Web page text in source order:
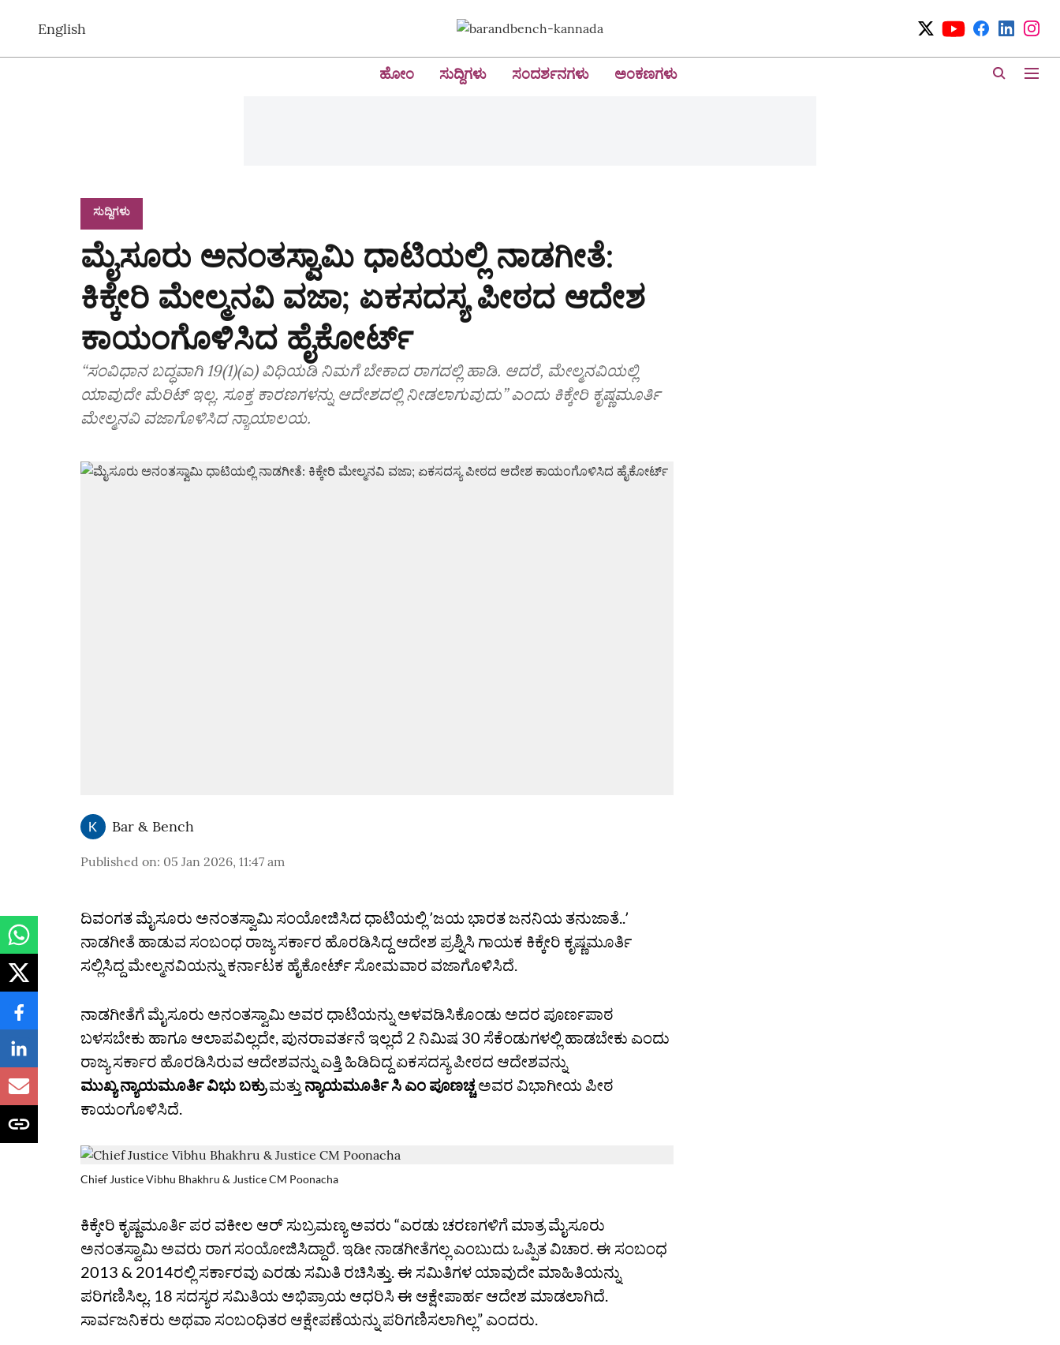
English
ಹೋಂ ಸುದ್ದಿಗಳು ಸಂದರ್ಶನಗಳು ಅಂಕಣಗಳು
ಸುದ್ದಿಗಳು
ಮೈಸೂರು ಅನಂತಸ್ವಾಮಿ ಧಾಟಿಯಲ್ಲಿ ನಾಡಗೀತೆ:
ಕಿಕ್ಕೇರಿ ಮೇಲ್ಮನವಿ ವಜಾ; ಏಕಸದಸ್ಯ ಪೀಠದ ಆದೇಶ
ಕಾಯಂಗೊಳಿಸಿದ ಹೈಕೋರ್ಟ್‌
“ಸಂವಿಧಾನ ಬದ್ಧವಾಗಿ 19(1)(ಎ) ವಿಧಿಯಡಿ ನಿಮಗೆ ಬೇಕಾದ ರಾಗದಲ್ಲಿ ಹಾಡಿ. ಆದರೆ, ಮೇಲ್ಮನವಿಯಲ್ಲಿ
ಯಾವುದೇ ಮೆರಿಟ್‌ ಇಲ್ಲ. ಸೂಕ್ತ ಕಾರಣಗಳನ್ನು ಆದೇಶದಲ್ಲಿ ನೀಡಲಾಗುವುದು” ಎಂದು ಕಿಕ್ಕೇರಿ ಕೃಷ್ಣಮೂರ್ತಿ
ಮೇಲ್ಮನವಿ ವಜಾಗೊಳಿಸಿದ ನ್ಯಾಯಾಲಯ.
Bar & Bench
Published on: 05 Jan 2026, 11:47 am
ದಿವಂಗತ ಮೈಸೂರು ಅನಂತಸ್ವಾಮಿ ಸಂಯೋಜಿಸಿದ ಧಾಟಿಯಲ್ಲಿ ʼಜಯ ಭಾರತ ಜನನಿಯ ತನುಜಾತೆ..ʼ
ನಾಡಗೀತೆ ಹಾಡುವ ಸಂಬಂಧ ರಾಜ್ಯ ಸರ್ಕಾರ ಹೊರಡಿಸಿದ್ದ ಆದೇಶ ಪ್ರಶ್ನಿಸಿ ಗಾಯಕ ಕಿಕ್ಕೇರಿ ಕೃಷ್ಣಮೂರ್ತಿ
ಸಲ್ಲಿಸಿದ್ದ ಮೇಲ್ಮನವಿಯನ್ನು ಕರ್ನಾಟಕ ಹೈಕೋರ್ಟ್‌ ಸೋಮವಾರ ವಜಾಗೊಳಿಸಿದೆ.
ನಾಡಗೀತೆಗೆ ಮೈಸೂರು ಅನಂತಸ್ವಾಮಿ ಅವರ ಧಾಟಿಯನ್ನು ಅಳವಡಿಸಿಕೊಂಡು ಅದರ ಪೂ‌ರ್ಣಪಾಠ
ಬಳಸಬೇಕು ಹಾಗೂ ಆಲಾಪವಿಲ್ಲದೇ, ಪುನರಾವರ್ತನೆ ಇಲ್ಲದೆ 2 ನಿಮಿಷ 30 ಸೆಕೆಂಡುಗಳಲ್ಲಿ ಹಾಡಬೇಕು ಎಂದು
ರಾಜ್ಯ ಸರ್ಕಾರ ಹೊರಡಿಸಿರುವ ಆದೇಶವನ್ನು ಎತ್ತಿ ಹಿಡಿದಿದ್ದ ಏಕಸದಸ್ಯ ಪೀಠದ ಆದೇಶವನ್ನು
ಮುಖ್ಯ ನ್ಯಾಯಮೂರ್ತಿ ವಿಭು ಬಕ್ರುಮತ್ತು ನ್ಯಾಯಮೂರ್ತಿ ಸಿ ಎಂ ಪೂಣಚ್ಚ ಅವರ ವಿಭಾಗೀಯ ಪೀಠ
ಕಾಯಂಗೊಳಿಸಿದೆ.
Chief Justice Vibhu Bhakhru & Justice CM Poonacha
ಕಿಕ್ಕೇರಿ ಕೃಷ್ಣಮೂರ್ತಿ ಪರ ವಕೀಲ ಆರ್‌ ಸುಬ್ರಮಣ್ಯ ಅವರು “ಎರಡು ಚರಣಗಳಿಗೆ ಮಾತ್ರ ಮೈಸೂರು
ಅನಂತಸ್ವಾಮಿ ಅವರು ರಾಗ ಸಂಯೋಜಿಸಿದ್ದಾರೆ. ಇಡೀ ನಾಡಗೀತೆಗಲ್ಲ ಎಂಬುದು ಒಪ್ಪಿತ ವಿಚಾರ. ಈ ಸಂಬಂಧ
2013 & 2014ರಲ್ಲಿ ಸರ್ಕಾರವು ಎರಡು ಸಮಿತಿ ರಚಿಸಿತ್ತು. ಈ ಸಮಿತಿಗಳ ಯಾವುದೇ ಮಾಹಿತಿಯನ್ನು
ಪರಿಗಣಿಸಿಲ್ಲ. 18 ಸದಸ್ಯರ ಸಮಿತಿಯ ಅಭಿಪ್ರಾಯ ಆಧರಿಸಿ ಈ ಆಕ್ಷೇಪಾರ್ಹ ಆದೇಶ ಮಾಡಲಾಗಿದೆ.
ಸಾರ್ವಜನಿಕರು ಅಥವಾ ಸಂಬಂಧಿತರ ಆಕ್ಷೇಪಣೆಯನ್ನು ಪರಿಗಣಿಸಲಾಗಿಲ್ಲ” ಎಂದರು.